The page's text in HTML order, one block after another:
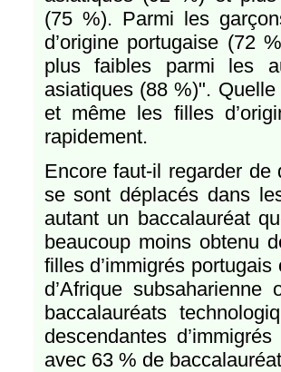
(75 %). Parmi les
d’origine portugaise (72
plus faibles parmi les
asiatiques (88 %)".
et même les filles
rapidement.
Encore faut-il regarder
se sont déplacés dans
autant un baccalauréat
beaucoup moins obtenu
filles d’immigrés
d’Afrique
baccalauréats
descendantes
avec 63 % de